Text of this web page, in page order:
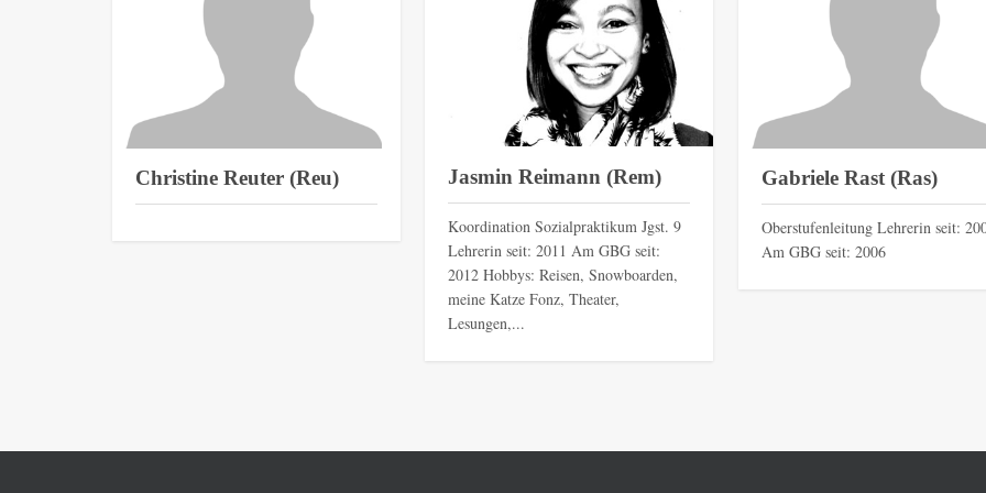
Christine Reuter (Reu) Jasmin Reimann (Rem)
Koordination Sozialpraktikum Jgst. 9
Lehrerin seit: 2011 Am GBG seit:
2012 Hobbys: Reisen, Snowboarden,
meine Katze Fonz, Theater,
Lesungen,...
Gabriele Rast (Ras)
Oberstufenleitung Lehrerin seit:
Am GBG seit: 2006